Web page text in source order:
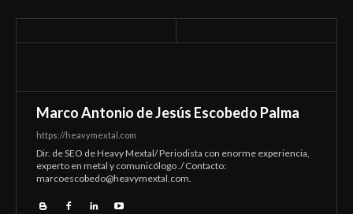
Marco Antonio de Jesús Escobedo Palma
https://heavymextal.com
Dir. de SEO de Heavy Mextal/ Periodista con enorme experiencia,
experto en metal y comunicólogo ./ Contacto:
marcoescobedo@heavymextal.com.